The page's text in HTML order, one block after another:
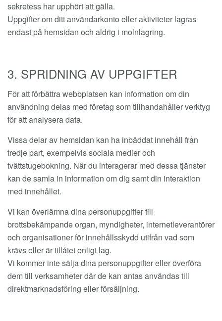
sekretess har upphört att gälla.
Uppgifter om ditt användarkonto eller aktiviteter lagras
endast på hemsidan och aldrig i molnlagring.
3. SPRIDNING AV UPPGIFTER
För att förbättra webbplatsen kan information om din
användning delas med företag som tillhandahåller verktyg
för att analysera data.
Vissa delar av hemsidan kan ha inbäddat innehåll från
tredje part, exempelvis sociala medier och
tvättstugebokning. När du interagerar med dessa tjänster
kan de samla in information om dig samt din interaktion
med innehållet.
Vi kan överlämna dina personuppgifter till
brottsbekämpande organ, myndigheter, internetleverantörer
och organisationer för innehållsskydd utifrån vad som
krävs eller är tillåtet enligt lag.
Vi kommer inte sälja dina personuppgifter eller överföra
dem till verksamheter där de kan antas användas till
direktmarknadsföring eller försäljning.